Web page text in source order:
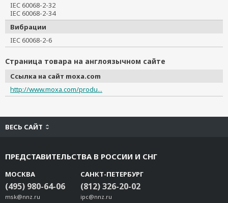
IEC 60068-2-32
IEC 60068-2-34
Вибрации
IEC 60068-2-6
Страница товара на англоязычном сайте
Ссылка на сайт moxa.com
http://www.moxa.com/produ...
ВЕСЬ САЙТ
ПРЕДСТАВИТЕЛЬСТВА В РОССИИ И СНГ
МОСКВА
(495) 980-64-06
msk@nnz.ru
САНКТ-ПЕТЕРБУРГ
(812) 326-20-02
ipc@nnz.ru